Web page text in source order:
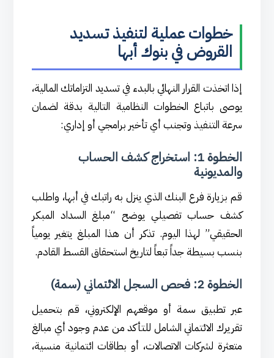
خطوات عملية لتنفيذ تسديد
القروض في بنوك أبها
إذا اتخذت القرار النهائي بالبدء في تسديد التزاماتك المالية،
يوصى باتباع الخطوات النظامية التالية بدقة لضمان
سرعة التنفيذ وتجنب أي تأخير برامجي أو إداري:
الخطوة 1: استخراج كشف الحساب
والمديونية
قم بزيارة فرع البنك الذي ينزل به راتبك في أبها، واطلب
كشف حساب تفصيلي يوضح “مبلغ السداد المبكر
الحقيقي” لهذا اليوم. تذكر أن هذا المبلغ يتغير يومياً
بنسب بسيطة جداً تبعاً لتاريخ استحقاق القسط القادم.
الخطوة 2: فحص السجل الائتماني (سمة)
عبر تطبيق سمة أو موقعهم الإلكتروني، قم بتحميل
تقريرك الائتماني الشامل للتأكد من عدم وجود أي مبالغ
متعثرة لشركات الاتصالات، أو بطاقات ائتمانية منسية،